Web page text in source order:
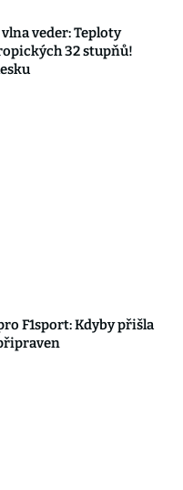
veder: Teploty
32 stupňů!
F1sport: Kdyby přišla